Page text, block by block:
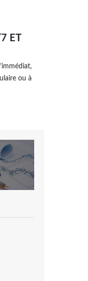
ET
ou à